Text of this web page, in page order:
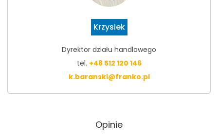
Krzysiek
Dyrektor działu handlowego
tel. +48 512 120 146
k.baranski@franko.pl
Opinie